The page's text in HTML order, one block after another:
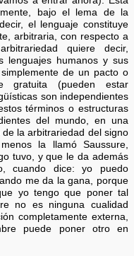
bajo el lema de la
el lenguaje constituye
arbitraria, con respecto a
quiere decir,
lenguajes humanos y sus
de un pacto o
gratuita (pueden estar
son independientes
términos o estructuras
del mundo, en una
la arbitrariedad del signo
la llamó Saussure,
tuvo, y que le da además
cuando dice: yo puedo
me da la gana, porque
yo tengo que poner tal
no es ninguna cualidad
completamente externa,
puede poner otro en